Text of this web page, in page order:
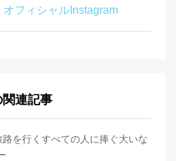
フィシャルInstagram
連記事
を行くすべての人に捧ぐ大いな